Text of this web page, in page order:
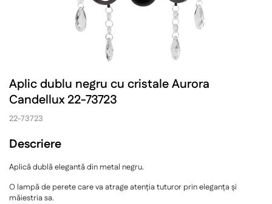
Aplic dublu negru cu cristale Aurora
Candellux 22-73723
22-73723
Descriere
Aplică dublă elegantă din metal negru.
O lampă de perete care va atrage atenția tuturor prin eleganța și
măiestria sa.